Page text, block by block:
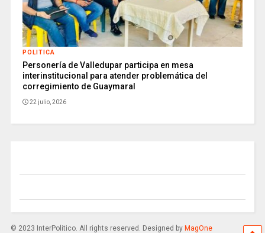
POLITICA
Personería de Valledupar participa en mesa
interinstitucional para atender problemática del
corregimiento de Guaymaral
22 julio, 2026
© 2023 InterPolitico. All rights reserved. Designed by MagOne